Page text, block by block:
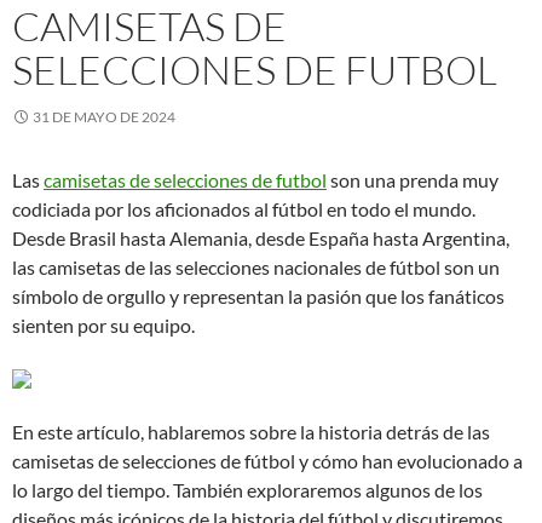
CAMISETAS DE
SELECCIONES DE FUTBOL
31 DE MAYO DE 2024
Lascamisetas de selecciones de futbol son una prenda muy
codiciada por los aficionados al fútbol en todo el mundo.
Desde Brasil hasta Alemania, desde España hasta Argentina,
las camisetas de las selecciones nacionales de fútbol son un
símbolo de orgullo y representan la pasión que los fanáticos
sienten por su equipo.
En este artículo, hablaremos sobre la historia detrás de las
camisetas de selecciones de fútbol y cómo han evolucionado a
lo largo del tiempo. También exploraremos algunos de los